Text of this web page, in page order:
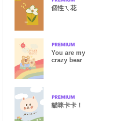
個性ㄟ花
You are my
crazy bear
貓咪卡卡！